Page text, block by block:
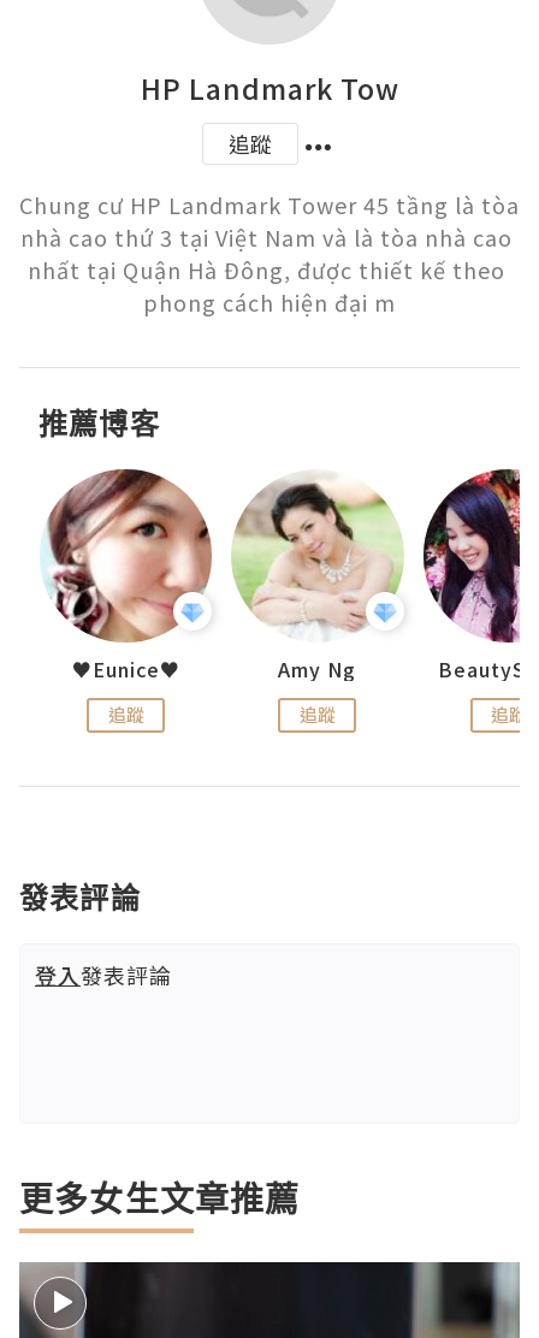
HP Landmark Tow
追蹤
Chung cư HP Landmark Tower 45 tầng là tòa
nhà cao thứ 3 tại Việt Nam và là tòa nhà cao
nhất tại Quận Hà Đông, được thiết kế theo
phong cách hiện đại m
推薦博客
♥Eunice♥
追蹤
Amy Ng
追蹤 追蹤
發表評論
登入發表評論
更多女生文章推薦